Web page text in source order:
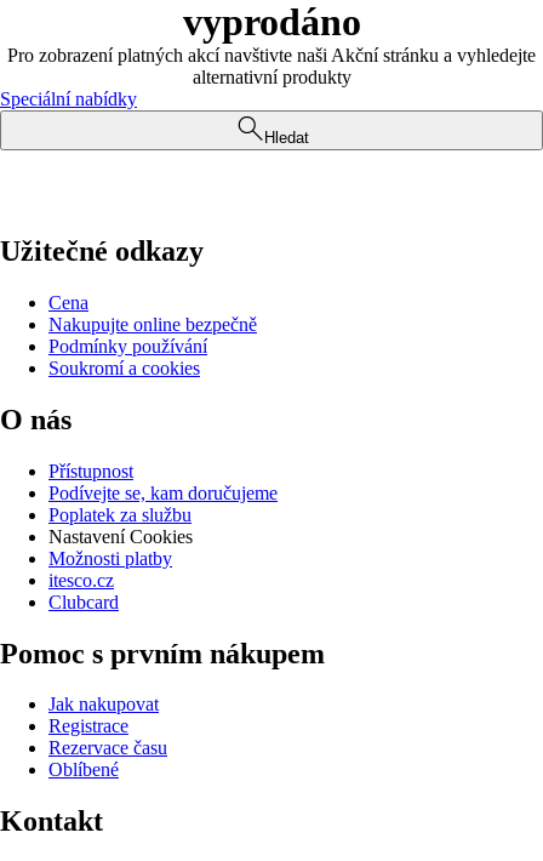
vyprodáno
Pro zobrazení platných akcí navštivte naši Akční stránku a vyhledejte
alternativní produkty
Speciální nabídky
Hledat
Užitečné odkazy
Cena
Nakupujte online bezpečně
Podmínky používání
Soukromí a cookies
O nás
Přístupnost
Podívejte se, kam doručujeme
Poplatek za službu
Nastavení Cookies
Možnosti platby
itesco.cz
Clubcard
Pomoc s prvním nákupem
Jak nakupovat
Registrace
Rezervace času
Oblíbené
Kontakt